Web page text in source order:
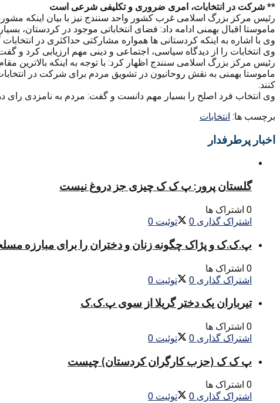
** شرکت در انتخابات، امری ضروری و تکلیفی شرعی است
رئیس مرکز بزرگ اسلامی غرب کشور واحد سنندج نیز با بیان اینکه
ماموستا اقبال بهمنی ادامه داد: فضای انتخاباتی موجود در کردستان،
وی با اشاره به اینکه کردستانی ها همواره مشارکتی حداکثری در
وی انتخابات را از دیدگاه سیاسی، اجتماعی و دینی مهم ارزیابی کرد
رئیس مرکز بزرگ اسلامی سنندج اظهار کرد: با توجه به اینکه
ماموستا بهمنی به نقش روحانیون در تشویق مردم برای شرکت در
کنند.
وی انتخاب فرد اصلح را بسیار مهم دانست و گفت: مردم به نامزدی رای
برچسب ها: انتخابات
اخبار پرطرفدار
گلستان پرور: پ ک ک چیزی جز دروغ نیست
0 اشتراک ها
اشتراک گذاری 0 توئیت 0
پ.ک.ک و پژاک چگونه زنان و دختران را برای مبارزه
0 اشتراک ها
اشتراک گذاری 0 توئیت 0
تیرباران یک دختر گریلا از سوی پ.ک.ک
0 اشتراک ها
اشتراک گذاری 0 توئیت 0
پ ک ک (حزب کارگران کردستان) چیست
0 اشتراک ها
اشتراک گذاری 0 توئیت 0